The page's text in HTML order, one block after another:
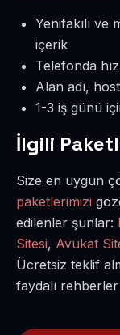
Yenifakılı ve
içerik
Telefonda
Alan adı,
1-3 iş günü
İlgili
Size en uygun
paketlerimizi
edilenler şunlar:
Sitesi, Avukat
Ücretsiz teklif
faydalı